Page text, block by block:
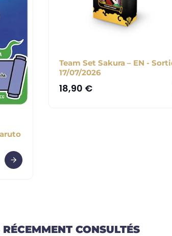
Team Set Sakura – EN -
17/07/2026
18,90 €
CONSULTÉS